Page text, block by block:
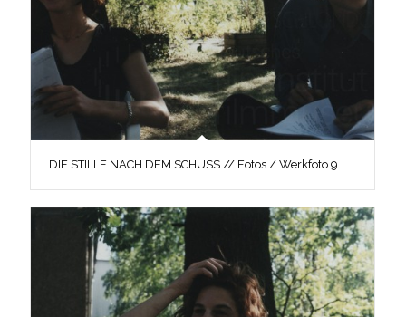
DIE STILLE NACH DEM SCHUSS // Fotos / Werkfoto 9